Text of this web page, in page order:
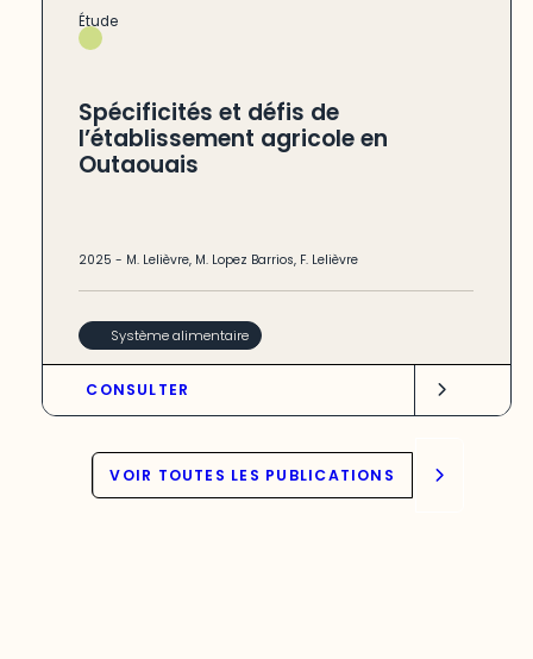
Étude
Spécificités et défis de
l’établissement agricole en
Outaouais
2025- M. Lelièvre, M. Lopez Barrios, F. Lelièvre
Système alimentaire
CONSULTER
VOIR TOUTES LES PUBLICATIONS